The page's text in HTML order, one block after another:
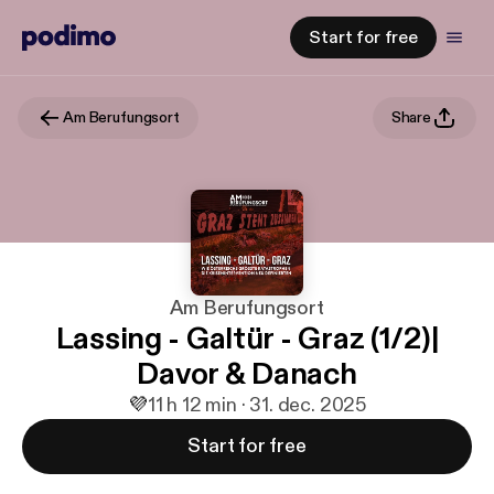
Start for free
Am Berufungsort Share
Am Berufungsort
Lassing - Galtür - Graz (1/2)|
Davor & Danach
💜11 h 12 min · 31. dec. 2025
Start for free